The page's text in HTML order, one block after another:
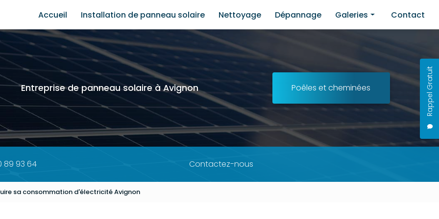
Rappel Gratuit
Accueil
Installation de panneau solaire Nettoyage Dépannage Galeries
Dépannage
Contact
Entreprise de panneau solaire à Avignon Poêles et cheminées
89 93 64 Contactez-nous
sa consommation d'électricité Avignon